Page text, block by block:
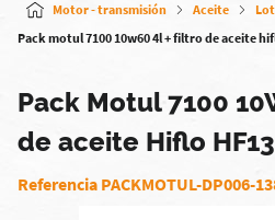
Motor - transmisión Aceite
Pack motul 7100 10w60 4l + filtro de aceite
Pack Motul 7100
de aceite Hiflo
Referencia PACKMOTUL-DP006-